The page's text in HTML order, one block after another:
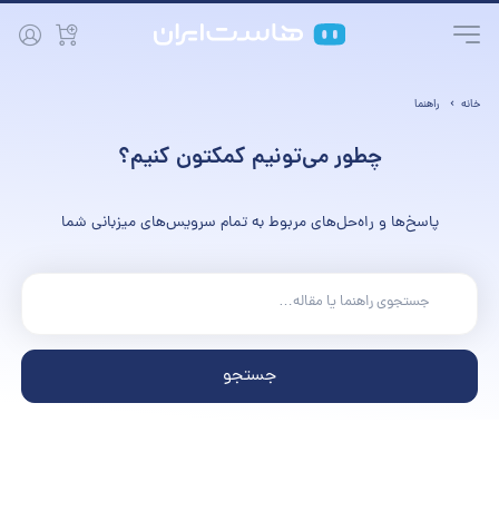
خانه راهنما
چطور می‌تونیم کمکتون کنیم؟
پاسخ‌ها و راه‌حل‌های مربوط به تمام سرویس‌های میزبانی شما
جستجو